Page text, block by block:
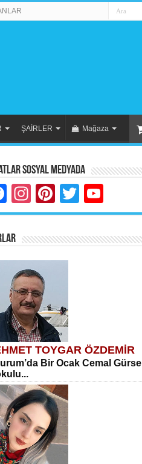
ŞAİRLER Mağaza
Sosyal Medyada
Facebook
Instagram
Pinterest
Twitter
TOYGAR ÖZDEMİR
Bir Ocak Cemal Gürsel